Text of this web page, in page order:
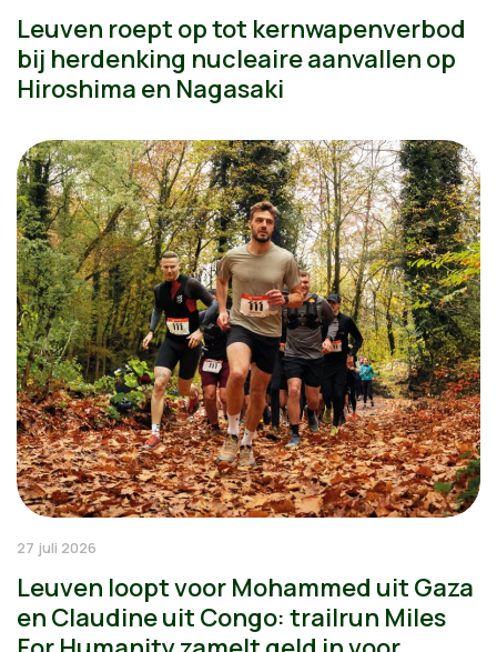
Leuven roept op tot kernwapenverbod
bij herdenking nucleaire aanvallen op
Hiroshima en Nagasaki
27 juli 2026
Leuven loopt voor Mohammed uit Gaza
en Claudine uit Congo: trailrun Miles